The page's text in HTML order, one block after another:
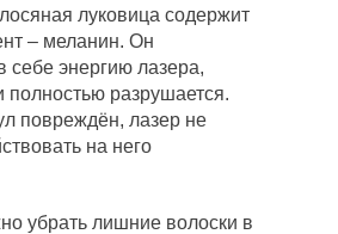
луковица содержит
– меланин. Он
себе энергию лазера,
полностью разрушается.
повреждён, лазер не
на него
убрать лишние волоски в